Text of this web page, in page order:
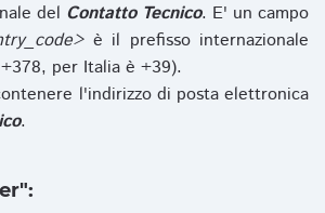
del Contatto Tecnico. E' un campo
è il prefisso internazionale
per Italia è +39).
l'indirizzo di posta elettronica
.